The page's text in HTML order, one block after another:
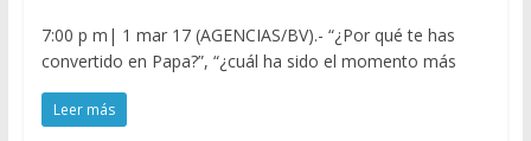
7:00 p m| 1 mar 17 (AGENCIAS/BV).- “¿Por qué te has
convertido en Papa?”, “¿cuál ha sido el momento más
Leer más